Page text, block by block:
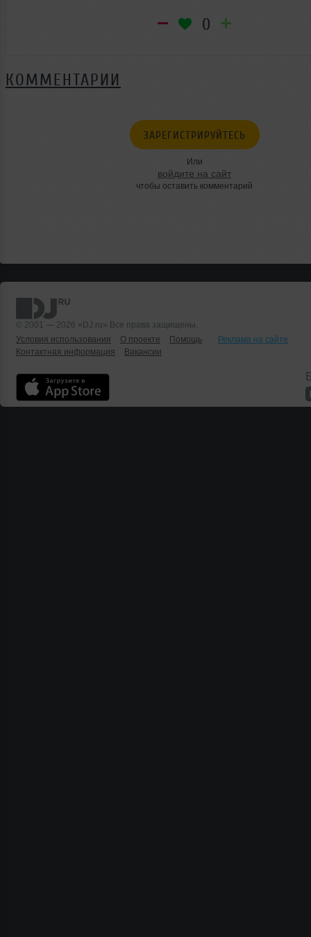
0
КОММЕНТАРИИ
ЗАРЕГИСТРИРУЙТЕСЬ
Или
войдите на сайт
чтобы оставить комментарий
© 2001 — 2026 «DJ.ru» Все права защищены.
Условия использования
О проекте Помощь
Реклама на сайте
Контактная информация
Вакансии